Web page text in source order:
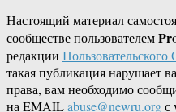
Настоящий материал
сообществе пользователем
редакции
такая публикация нарушает
права, вам необходимо
на EMAILabuse@newru.orgс